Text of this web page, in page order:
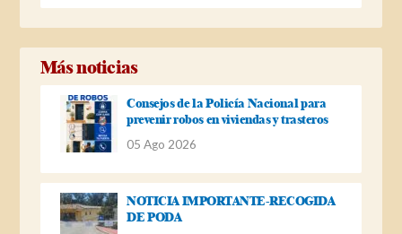
Más noticias
Consejos de la Policía Nacional para
prevenir robos en viviendas y trasteros
05 Ago 2026
NOTICIA IMPORTANTE-RECOGIDA
DE PODA